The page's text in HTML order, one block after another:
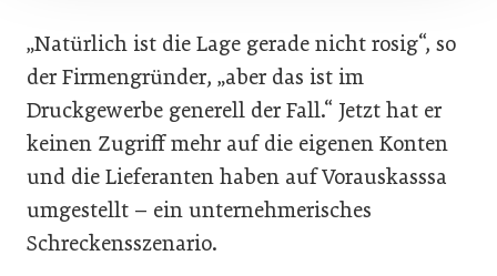
„Natürlich ist die Lage gerade nicht rosig“, so
der Firmengründer, „aber das ist im
Druckgewerbe generell der Fall.“ Jetzt hat er
keinen Zugriff mehr auf die eigenen Konten
und die Lieferanten haben auf Vorauskasssa
umgestellt – ein unternehmerisches
Schreckensszenario.